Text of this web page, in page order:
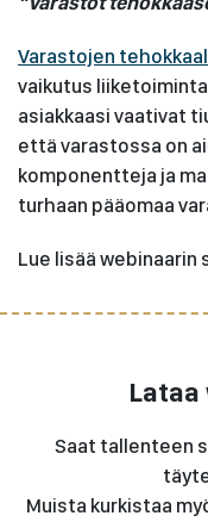
Varastojen
vaikutus
asiakkaasi vaativat
että varastossa on
komponentteja ja
turhaan pääomaa
Lue lisää webinaarin
Saat tallenteen
Muista kurkistaa